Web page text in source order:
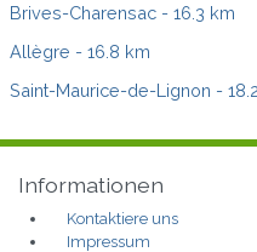
Brives-Charensac - 16.3 km
Allègre - 16.8 km
Saint-Maurice-de-Lignon -
Informationen
Kontaktiere uns
Impressum